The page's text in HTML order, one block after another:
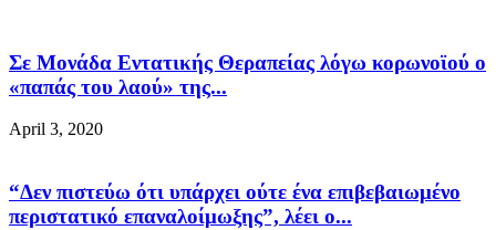
Σε Μονάδα Εντατικής Θεραπείας λόγω κορωνοϊού ο
«παπάς του λαού» της...
April 3, 2020
“Δεν πιστεύω ότι υπάρχει ούτε ένα επιβεβαιωμένο
περιστατικό επαναλοίμωξης”, λέει ο...